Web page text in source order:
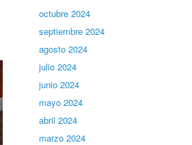
octubre 2024
septiembre 2024
agosto 2024
julio 2024
junio 2024
mayo 2024
abril 2024
marzo 2024